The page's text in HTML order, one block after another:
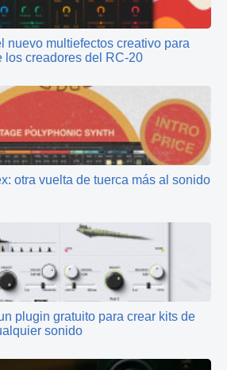
nuevo multiefectos creativo para
los creadores del RC-20
otra vuelta de tuerca más al sonido
plugin gratuito para crear kits de
sonido